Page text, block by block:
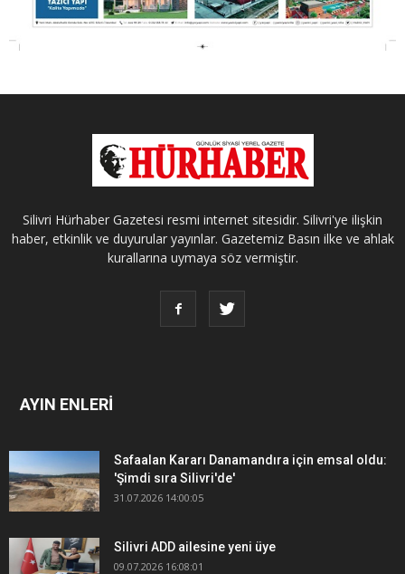
Silivri Hürhaber Gazetesi resmi internet sitesidir. Silivri'ye ilişkin
haber, etkinlik ve duyurular yayınlar. Gazetemiz Basın ilke ve ahlak
kurallarına uymaya söz vermiştir.
AYIN ENLERİ
Safaalan Kararı Danamandıra için emsal oldu:
'Şimdi sıra Silivri'de'
31.07.2026 14:00:05
Silivri ADD ailesine yeni üye
09.07.2026 16:08:01